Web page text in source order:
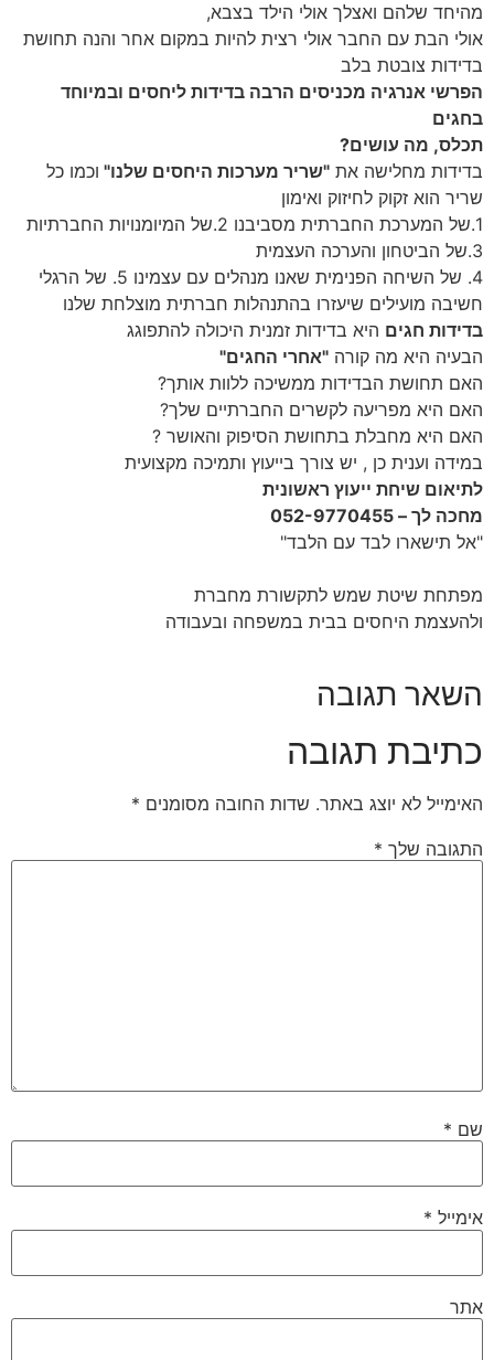
מהיחד שלהם ואצלך אולי הילד בצבא,
אולי הבת עם החבר אולי רצית להיות במקום אחר והנה תחושת
בדידות צובטת בלב
הפרשי אנרגיה מכניסים הרבה בדידות ליחסים ובמיוחד
בחגים
תכלס, מה עושים?
בדידות מחלישה את "שריר מערכות היחסים שלנו" וכמו כל
שריר הוא זקוק לחיזוק ואימון
1.של המערכת החברתית מסביבנו 2.של המיומנויות החברתיות
3.של הביטחון והערכה העצמית
4. של השיחה הפנימית שאנו מנהלים עם עצמינו 5. של הרגלי
חשיבה מועילים שיעזרו בהתנהלות חברתית מוצלחת שלנו
בדידות חגים היא בדידות זמנית היכולה להתפוגג
הבעיה היא מה קורה "אחרי החגים"
האם תחושת הבדידות ממשיכה ללוות אותך?
האם היא מפריעה לקשרים החברתיים שלך?
האם היא מחבלת בתחושת הסיפוק והאושר ?
במידה וענית כן , יש צורך בייעוץ ותמיכה מקצועית
לתיאום שיחת ייעוץ ראשונית
מחכה לך – 052-9770455
"אל תישארו לבד עם הלבד"
מפתחת שיטת שמש לתקשורת מחברת
ולהעצמת היחסים בבית במשפחה ובעבודה
השאר תגובה
כתיבת תגובה
האימייל לא יוצג באתר. שדות החובה מסומנים *
התגובה שלך *
שם *
אימייל *
אתר